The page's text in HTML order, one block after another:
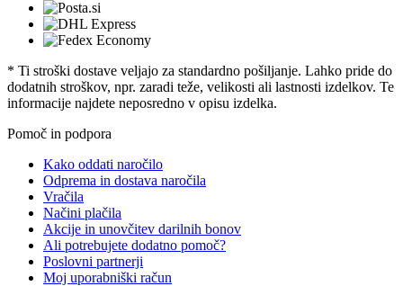
* Ti stroški dostave veljajo za standardno pošiljanje. Lahko pride do
dodatnih stroškov, npr. zaradi teže, velikosti ali lastnosti izdelkov. Te
informacije najdete neposredno v opisu izdelka.
Pomoč in podpora
Kako oddati naročilo
Odprema in dostava naročila
Vračila
Načini plačila
Akcije in unovčitev darilnih bonov
Ali potrebujete dodatno pomoč?
Poslovni partnerji
Moj uporabniški račun